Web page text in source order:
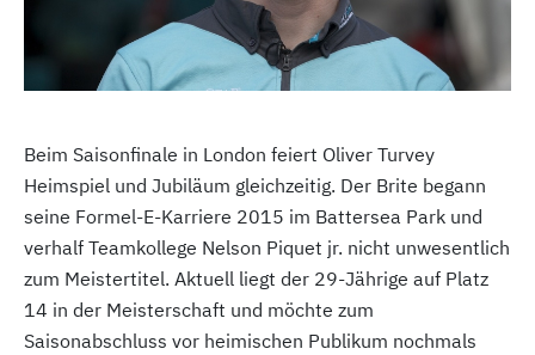
Beim Saisonfinale in London feiert Oliver Turvey
Heimspiel und Jubiläum gleichzeitig. Der Brite begann
seine Formel-E-Karriere 2015 im Battersea Park und
verhalf Teamkollege Nelson Piquet jr. nicht unwesentlich
zum Meistertitel. Aktuell liegt der 29-Jährige auf Platz
14 in der Meisterschaft und möchte zum
Saisonabschluss vor heimischen Publikum nochmals